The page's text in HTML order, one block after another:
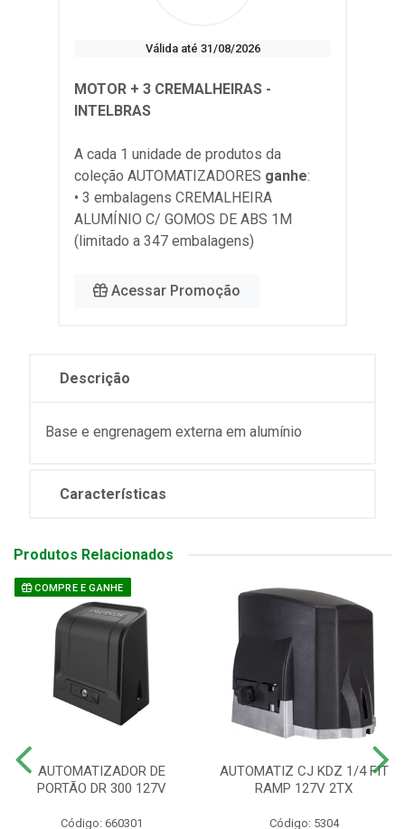
Válida até 31/08/2026
MOTOR + 3 CREMALHEIRAS -
INTELBRAS
A cada 1 unidade de produtos da
coleção AUTOMATIZADORES ganhe:
• 3 embalagens CREMALHEIRA
ALUMÍNIO C/ GOMOS DE ABS 1M
(limitado a 347 embalagens)
Acessar Promoção
Descrição
Base e engrenagem externa em alumínio
Características
Produtos Relacionados
COMPRE E GANHE
AUTOMATIZADOR DE
PORTÃO DR 300 127V
Código: 660301
AUTOMATIZ CJ KDZ 1/4 FIT
RAMP 127V 2TX
Código: 5304